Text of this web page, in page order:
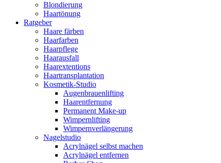
Blondierung
Haartönung
Ratgeber
Haare färben
Haarfarben
Haarpflege
Haarausfall
Haarextentions
Haartransplantation
Kosmetik-Studio
Augenbrauenlifting
Haarentfernung
Permanent Make-up
Wimpernlifting
Wimpernverlängerung
Nagelstudio
Acrylnägel selbst machen
Acrylnägel entfernen